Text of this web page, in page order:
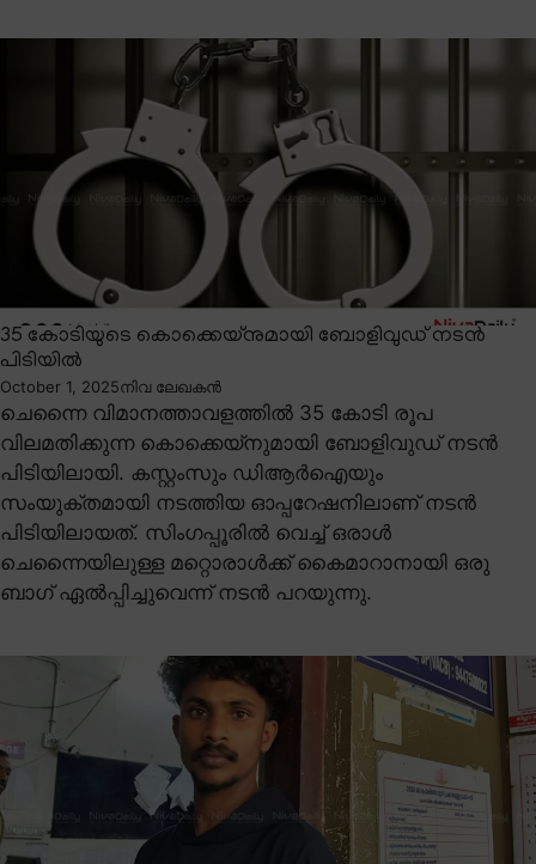
35 കോടിയുടെ കൊക്കെയ്നുമായി ബോളിവുഡ് നടൻ
പിടിയിൽ
October 1, 2025നിവ ലേഖകൻ
ചെന്നൈ വിമാനത്താവളത്തിൽ 35 കോടി രൂപ
വിലമതിക്കുന്ന കൊക്കെയ്നുമായി ബോളിവുഡ് നടൻ
പിടിയിലായി. കസ്റ്റംസും ഡിആർഐയും
സംയുക്തമായി നടത്തിയ ഓപ്പറേഷനിലാണ് നടൻ
പിടിയിലായത്. സിംഗപ്പൂരിൽ വെച്ച് ഒരാൾ
ചെന്നൈയിലുള്ള മറ്റൊരാൾക്ക് കൈമാറാനായി ഒരു
ബാഗ് ഏൽപ്പിച്ചുവെന്ന് നടൻ പറയുന്നു.